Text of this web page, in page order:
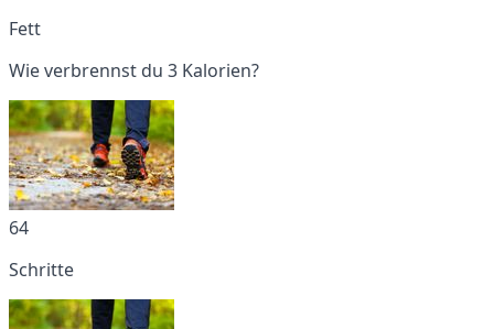
Fett
Wie verbrennst du 3 Kalorien?
64
Schritte